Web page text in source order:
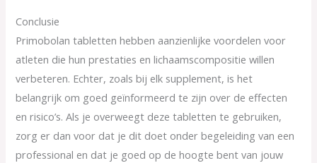
Conclusie
Primobolan tabletten hebben aanzienlijke voordelen voor
atleten die hun prestaties en lichaamscompositie willen
verbeteren. Echter, zoals bij elk supplement, is het
belangrijk om goed geïnformeerd te zijn over de effecten
en risico’s. Als je overweegt deze tabletten te gebruiken,
zorg er dan voor dat je dit doet onder begeleiding van een
professional en dat je goed op de hoogte bent van jouw